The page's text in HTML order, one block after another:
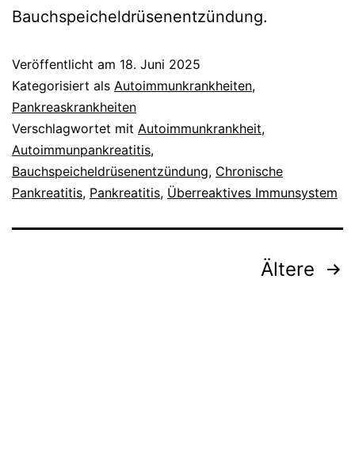
Bauchspeicheldrüsenentzündung.
Veröffentlicht am 18. Juni 2025
Kategorisiert als Autoimmunkrankheiten,
Pankreaskrankheiten
Verschlagwortet mit Autoimmunkrankheit,
Autoimmunpankreatitis,
Bauchspeicheldrüsenentzündung, Chronische
Pankreatitis, Pankreatitis, Überreaktives Immunsystem
Seitennummerierung
Ältere